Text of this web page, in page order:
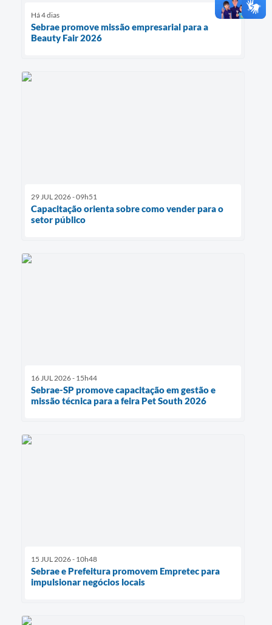
Há 4 dias
Sebrae promove missão empresarial para a
Beauty Fair 2026
29 JUL 2026 - 09h51
Capacitação orienta sobre como vender para o
setor público
16 JUL 2026 - 15h44
​Sebrae-SP promove capacitação em gestão e
missão técnica para a feira Pet South 2026
15 JUL 2026 - 10h48
Sebrae e Prefeitura promovem Empretec para
impulsionar negócios locais